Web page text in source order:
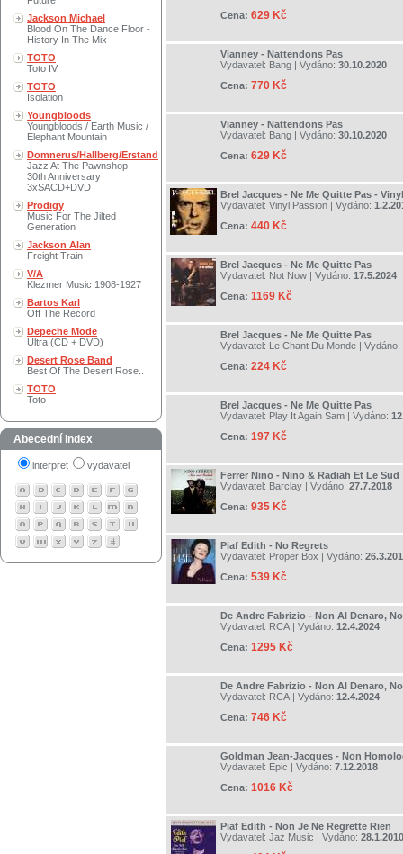
Jackson Michael
Blood On The Dance Floor -
History In The Mix
TOTO
Toto IV
TOTO
Isolation
Youngbloods
Youngbloods / Earth Music /
Elephant Mountain
Domnerus/Hallberg/Erstand
Jazz At The Pawnshop -
30th Anniversary
3xSACD+DVD
Prodigy
Music For The Jilted
Generation
Jackson Alan
Freight Train
V/A
Klezmer Music 1908-1927
Bartos Karl
Off The Record
Depeche Mode
Ultra (CD + DVD)
Desert Rose Band
Best Of The Desert Rose..
TOTO
Toto
Abecední index
interpret vydavatel
Cena: 629 Kč
Vianney - Nattendons Pas
Vydavatel: Bang | Vydáno: 30.10.2020
Cena: 770 Kč
Vianney - Nattendons Pas
Vydavatel: Bang | Vydáno: 30.10.2020
Cena: 629 Kč
Brel Jacques - Ne Me Quitte Pas -
Vydavatel: Vinyl Passion | Vydáno:
Cena: 440 Kč
Brel Jacques - Ne Me Quitte Pas
Vydavatel: Not Now | Vydáno: 17.5.2024
Cena: 1169 Kč
Brel Jacques - Ne Me Quitte Pas
Vydavatel: Le Chant Du Monde | Vydáno:
Cena: 224 Kč
Brel Jacques - Ne Me Quitte Pas
Vydavatel: Play It Again Sam | Vydáno:
Cena: 197 Kč
Ferrer Nino - Nino & Radiah Et Le Sud
Vydavatel: Barclay | Vydáno: 27.7.2018
Cena: 935 Kč
Piaf Edith - No Regrets
Vydavatel: Proper Box | Vydáno:
Cena: 539 Kč
De Andre Fabrizio - Non Al Denaro,
Vydavatel: RCA | Vydáno: 12.4.2024
Cena: 1295 Kč
De Andre Fabrizio - Non Al Denaro,
Vydavatel: RCA | Vydáno: 12.4.2024
Cena: 746 Kč
Goldman Jean-Jacques - Non
Vydavatel: Epic | Vydáno: 7.12.2018
Cena: 1016 Kč
Piaf Edith - Non Je Ne Regrette Rien
Vydavatel: Jaz Music | Vydáno: 28.1.2010